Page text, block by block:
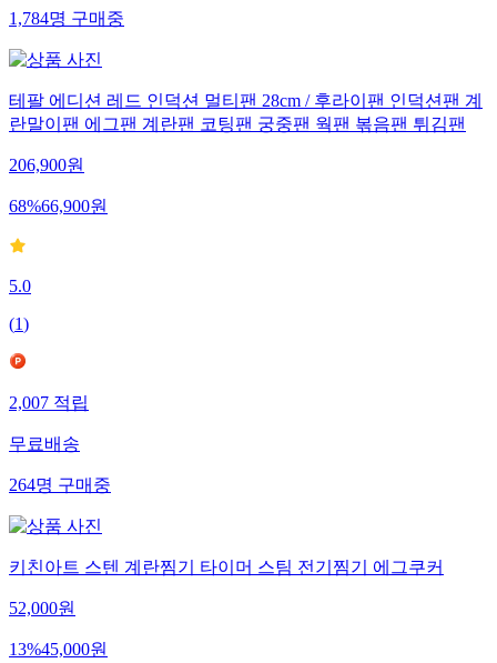
1,784명 구매중
테팔 에디션 레드 인덕션 멀티팬 28cm / 후라이팬 인덕션팬 계
란말이팬 에그팬 계란팬 코팅팬 궁중팬 웍팬 볶음팬 튀김팬
206,900원
68%66,900원
5.0
(1)
2,007 적립
무료배송
264명 구매중
키친아트 스텐 계란찜기 타이머 스팀 전기찜기 에그쿠커
52,000원
13%45,000원